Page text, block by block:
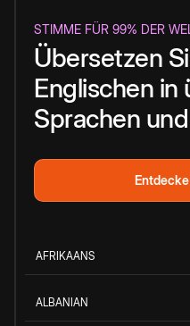
STIMME FÜR 99% DER
Übersetzen
Englischen in
Sprachen
AFRIKAANS
ALBANIAN